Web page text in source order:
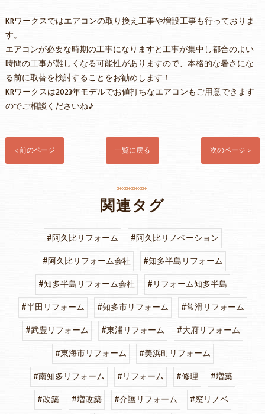
KRワークスではエアコンの取り換え工事や増設工事も行っておりま
す。
エアコンが必要な時期の工事になりますと工事が集中し都合のよい
時間の工事が難しくなる可能性がありますので、本格的な暑さにな
る前に取替を検討することをお勧めします！
KRワークスは2023年モデルでお値打ちなエアコンもご用意できます
のでご相談くださいね♪
< 前のページ 一覧に戻る 次のページ >
関連タグ
#阿久比リフォーム
#阿久比リノベーション
#阿久比リフォーム会社
#知多半島リフォーム
#知多半島リフォーム会社
#リフォーム知多半島
#半田リフォーム
#知多市リフォーム
#常滑リフォーム
#武豊リフォーム
#東浦リフォーム
#大府リフォーム
#東海市リフォーム
#美浜町リフォーム
#南知多リフォーム
#リフォーム #修理
#増築
#改築
#増改築 #介護リフォーム
#窓リノベ